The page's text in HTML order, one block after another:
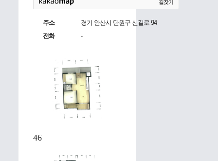
길찾기
주소
경기 안산시 단원구 신길로 94
전화
-
46